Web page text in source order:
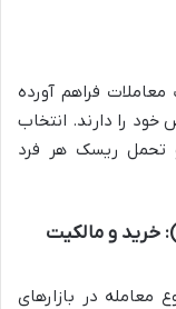
فراهم آورده
را دارند. انتخاب
و تحمل ریسک هر فرد
معاملات نقدی یا اسپات (Spot Trading): خرید و مالکیت
معامله در بازارهای